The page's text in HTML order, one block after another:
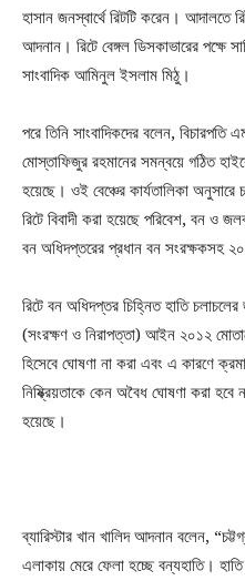
হাসান জনস্বার্থে রিটটি করেন। আদালতে
আদনান। রিটে বেঙ্গল ডিসকাভারের পক্ষে
সাংবাদিক আমিনুল ইসলাম মিঠু।
পরে তিনি সাংবাদিকদের বলেন, বিচারপতি
মোস্তাফিজুর রহমানের সমন্বয়ে গঠিত
হয়েছে। ওই বেঞ্চের কার্যতালিকা অনুসারে
রিটে বিবাদী করা হয়েছে পরিবেশ, বন ও
বন অধিদপ্তরের প্রধান বন সংরক্ষকসহ
রিটে বন অধিদপ্তর চিহ্নিত হাতি
(সংরক্ষণ ও নিরাপত্তা) আইন ২০১২
হিসেবে ঘোষণা না করা এবং এ কারণে
নিষ্ক্রিয়তাকে কেন অবৈধ ঘোষণা করা
হয়েছে।
ব্যারিস্টার খান খালিদ আদনান বলেন,
এলাকায় মেরে ফেলা হচ্ছে বন্যহাতি।